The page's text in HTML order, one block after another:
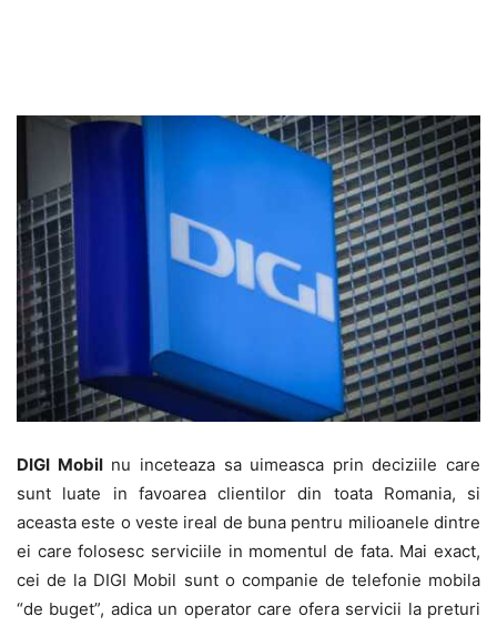
DIGI Mobilnu inceteaza sa uimeasca prin deciziile care
sunt luate in favoarea clientilor din toata Romania, si
aceasta este o veste ireal de buna pentru milioanele dintre
ei care folosesc serviciile in momentul de fata. Mai exact,
cei de la DIGI Mobil sunt o companie de telefonie mobila
“de buget”, adica un operator care ofera servicii la preturi